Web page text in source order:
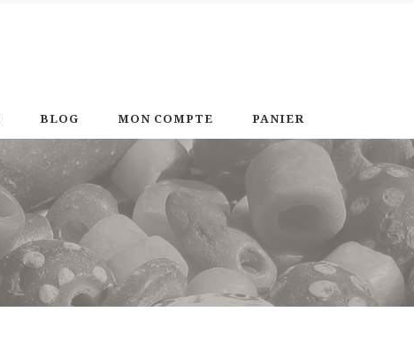
BLOG MON COMPTE PANIER